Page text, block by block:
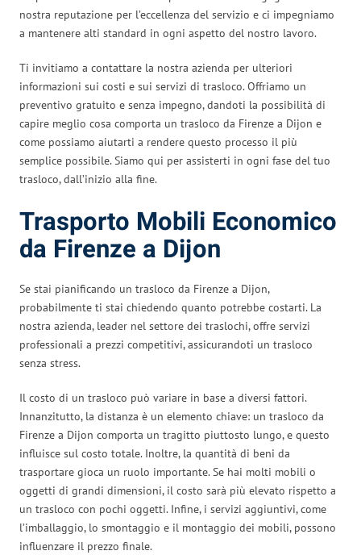
nostra reputazione per l’eccellenza del servizio e ci impegniamo
a mantenere alti standard in ogni aspetto del nostro lavoro.
Ti invitiamo a contattare la nostra azienda per ulteriori
informazioni sui costi e sui servizi di trasloco. Offriamo un
preventivo gratuito e senza impegno, dandoti la possibilità di
capire meglio cosa comporta un trasloco da Firenze a Dijon e
come possiamo aiutarti a rendere questo processo il più
semplice possibile. Siamo qui per assisterti in ogni fase del tuo
trasloco, dall’inizio alla fine.
Trasporto Mobili Economico
da Firenze a Dijon
Se stai pianificando un trasloco da Firenze a Dijon,
probabilmente ti stai chiedendo quanto potrebbe costarti. La
nostra azienda, leader nel settore dei traslochi, offre servizi
professionali a prezzi competitivi, assicurandoti un trasloco
senza stress.
Il costo di un trasloco può variare in base a diversi fattori.
Innanzitutto, la distanza è un elemento chiave: un trasloco da
Firenze a Dijon comporta un tragitto piuttosto lungo, e questo
influisce sul costo totale. Inoltre, la quantità di beni da
trasportare gioca un ruolo importante. Se hai molti mobili o
oggetti di grandi dimensioni, il costo sarà più elevato rispetto a
un trasloco con pochi oggetti. Infine, i servizi aggiuntivi, come
l’imballaggio, lo smontaggio e il montaggio dei mobili, possono
influenzare il prezzo finale.